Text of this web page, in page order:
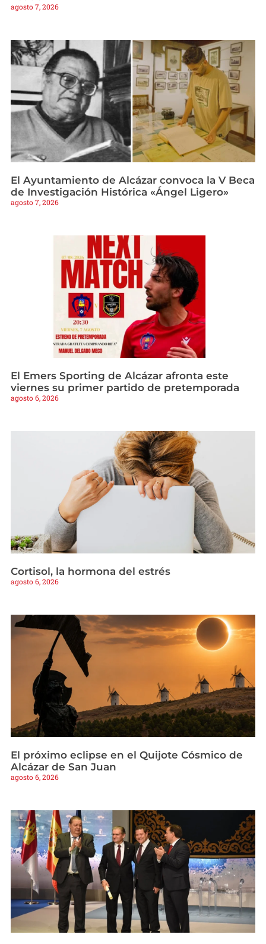
agosto 7, 2026
El Ayuntamiento de Alcázar convoca la V Beca
de Investigación Histórica «Ángel Ligero»
agosto 7, 2026
El Emers Sporting de Alcázar afronta este
viernes su primer partido de pretemporada
agosto 6, 2026
Cortisol, la hormona del estrés
agosto 6, 2026
El próximo eclipse en el Quijote Cósmico de
Alcázar de San Juan
agosto 6, 2026